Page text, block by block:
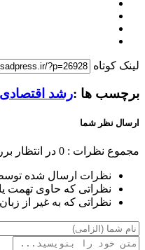
لینک کوتاه
برچسب ها :رشد اقتصادی
ارسال نظر شما
مجموع نظرات : 0 در انتظار
نظرات ارسال شده
نظراتی که حاوی تهمت
نظراتی که به غیر از